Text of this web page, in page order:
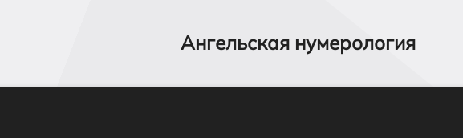
Ангельская нумерология